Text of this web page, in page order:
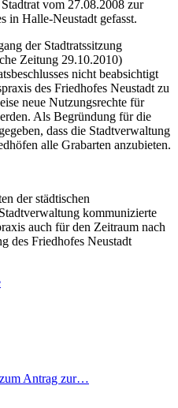
vom 27.08.2008 zur
in Halle-Neustadt gefasst.
der Stadtratssitzung
Zeitung 29.10.2010)
nicht beabsichtigt
des Friedhofes Neustadt zu
neue Nutzungsrechte für
Als Begründung für die
dass die Stadtverwaltung
alle Grabarten anzubieten.
der städtischen
kommunizierte
auch für den Zeitraum nach
des Friedhofes Neustadt
Antrag zur…